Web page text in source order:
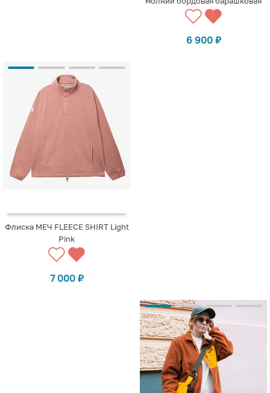
6 900 ₽
Флиска МЕЧ FLEECE SHIRT Light
Pink
7 000 ₽